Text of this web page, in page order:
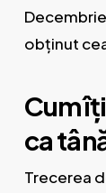
obținut
Cum
ca
Trecerea